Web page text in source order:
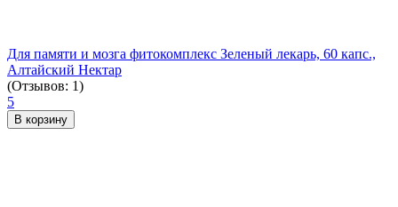
Для памяти и мозга фитокомплекс Зеленый лекарь, 60 капс.,
Алтайский Нектар
(Отзывов: 1)
5
В корзину